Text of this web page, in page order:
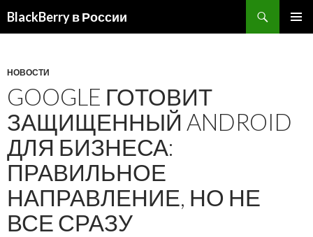
BlackBerry в России
НОВОСТИ
GOOGLE ГОТОВИТ
ЗАЩИЩЕННЫЙ ANDROID
ДЛЯ БИЗНЕСА:
ПРАВИЛЬНОЕ
НАПРАВЛЕНИЕ, НО НЕ
ВСЕ СРАЗУ